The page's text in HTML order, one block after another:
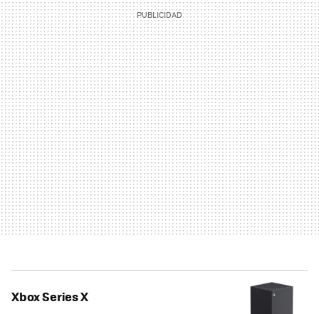
Xbox Series X